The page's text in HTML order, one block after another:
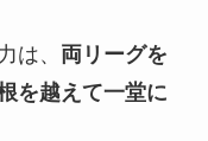
は、 両リーグを
を越えて一堂に